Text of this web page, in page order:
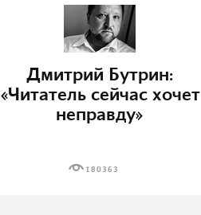
Дмитрий Бутрин:
«Читатель сейчас хочет
неправду»
180363